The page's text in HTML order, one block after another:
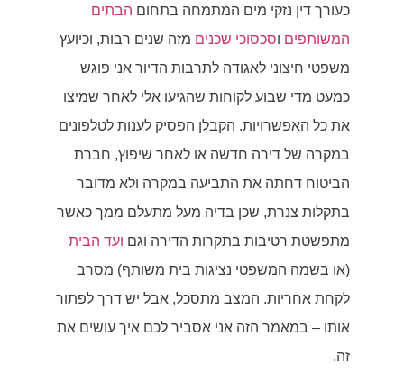
כעורך דין נזקי מים המתמחה בתחום הבתים
המשותפים וסכסוכי שכנים מזה שנים רבות, וכיועץ
משפטי חיצוני לאגודה לתרבות הדיור אני פוגש
כמעט מדי שבוע לקוחות שהגיעו אלי לאחר שמיצו
את כל האפשרויות. הקבלן הפסיק לענות לטלפונים
במקרה של דירה חדשה או לאחר שיפוץ, חברת
הביטוח דחתה את התביעה במקרה ולא מדובר
בתקלות צנרת, שכן בדיה מעל מתעלם ממך כאשר
מתפשטת רטיבות בתקרות הדירה וגם ועד הבית
(או בשמה המשפטי נציגות בית משותף) מסרב
לקחת אחריות. המצב מתסכל, אבל יש דרך לפתור
אותו – במאמר הזה אני אסביר לכם איך עושים את
זה.